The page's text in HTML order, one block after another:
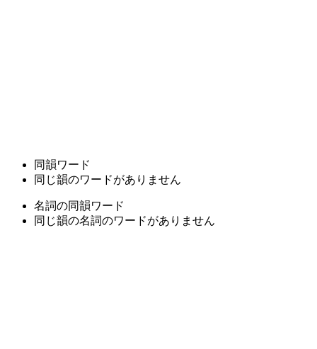
同韻ワード
同じ韻のワードがありません
名詞の同韻ワード
同じ韻の名詞のワードがありません